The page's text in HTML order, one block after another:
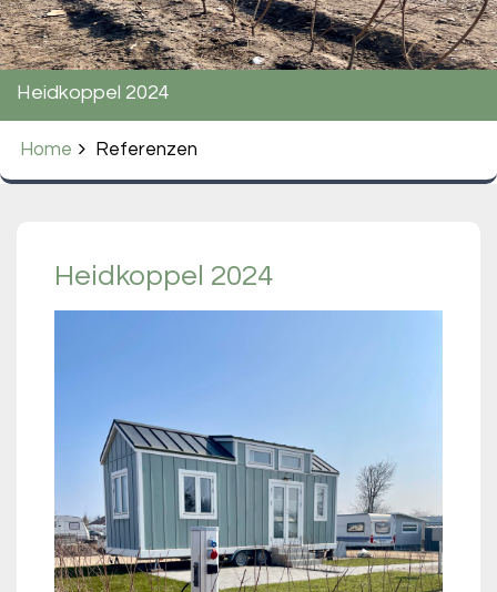
Heidkoppel 2024
Home Referenzen
Heidkoppel 2024